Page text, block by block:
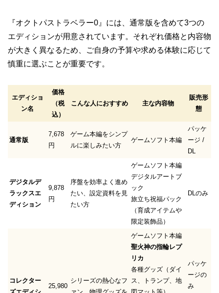
『オクトパストラベラー0』には、通常版を含めて3つの
エディションが用意されています。それぞれ価格と内容物
が大きく異なるため、ご自身の予算や求める体験に応じて
慎重に選ぶことが重要です。
エディショ
ン名
価格
（税
込）
こんな人におすすめ 主な内容物
販売形
態
通常版
7,678
円
ゲーム本編をシンプ
ルに楽しみたい方
ゲームソフト本編
パッケ
ージ /
DL
デジタルデ
ラックスエ
ディション
9,878
円
序盤を効率よく進め
たい、設定資料を見
たい方
ゲームソフト本編
デジタルアートブ
ック
旅立ち祝福パック
（育成アイテムや
限定装飾品）
DLのみ
コレクター
25,980
シリーズの熱心なフ
ゲームソフト本編
聖火神の指輪レプ
リカ
各種グッズ（ダイ
ス、トランプ、地
パッケ
ージの
み